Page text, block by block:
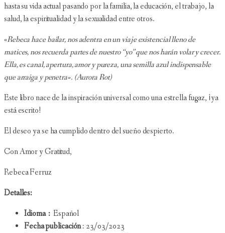
hasta su vida actual pasando por la familia, la educación, el trabajo, la
salud, la espiritualidad y la sexualidad entre otros.
«Rebeca hace bailar, nos adentra en un viaje existencial lleno de
matices, nos recuerda partes de nuestro “yo” que nos harán volar y crecer.
Ella, es canal, apertura, amor y pureza, una semilla azul indispensable
que arraiga y penetra». (Aurora Rot)
Este libro nace de la inspiración universal como una estrella fugaz, ¡ya
está escrito!
El deseo ya se ha cumplido dentro del sueño despierto.
Con Amor y Gratitud,
Rebeca Ferruz
Detalles:
Idioma ‏ : ‎ Español
Fecha publicación: 23/03/2023